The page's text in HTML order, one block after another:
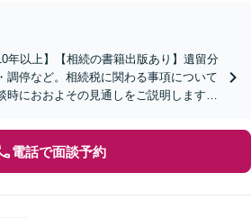
年以上】【相続の書籍出版あり】遺留分
調停など。相続税に関わる事項について
時におおよその見通しをご説明します
電話で面談予約